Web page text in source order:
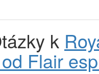
k
Flair